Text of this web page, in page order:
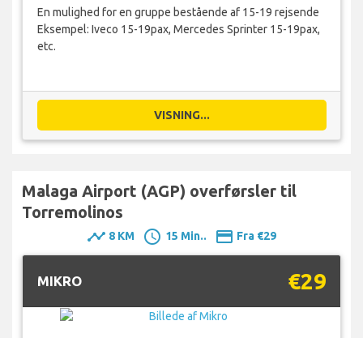
En mulighed for en gruppe bestående af 15-19 rejsende
Eksempel: Iveco 15-19pax, Mercedes Sprinter 15-19pax,
etc.
VISNING...
Malaga Airport (AGP) overførsler til
Torremolinos
timeline 8 KM schedule 15 Min.. payment Fra €29
MIKRO €29